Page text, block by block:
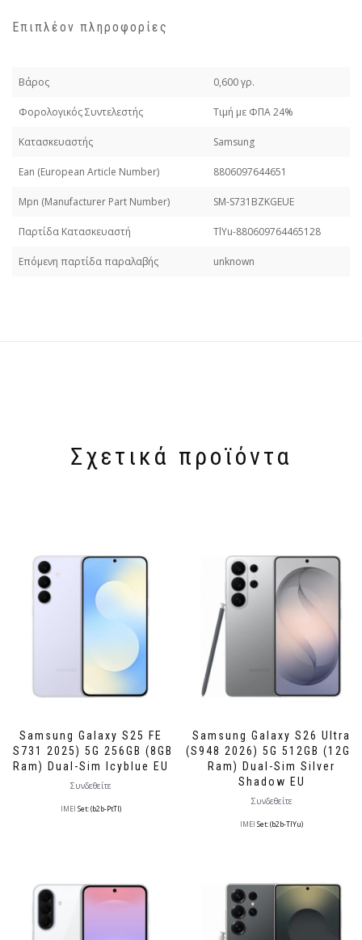
Επιπλέον πληροφορίες
Βάρος 0,600 γρ.
Φορολογικός Συντελεστής Τιμή με ΦΠΑ 24%
Κατασκευαστής Samsung
Εan (European Article Number) 8806097644651
Mpn (Manufacturer Part Number) SM-S731BZKGEUE
Παρτίδα Κατασκευαστή TlYu-880609764465128
Επόμενη παρτίδα παραλαβής unknown
Σχετικά προϊόντα
Samsung Galaxy S25 FE
(S731 2025) 5G 256GB (8GB
Ram) Dual-Sim Icyblue EU
Συνδεθείτε
IMEI Set: (b2b-PtTl)
Samsung Galaxy S26 Ultra
(S948 2026) 5G 512GB (12GB
Ram) Dual-Sim Silver
Shadow EU
Συνδεθείτε
IMEI Set: (b2b-TlYu)